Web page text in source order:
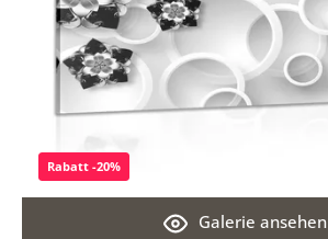
Galerie ansehen
Rabatt -20%